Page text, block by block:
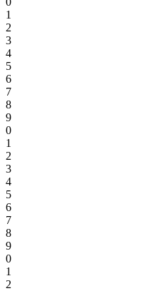
1
2
3
4
5
6
7
8
9
0
1
2
3
4
5
6
7
8
9
0
1
2